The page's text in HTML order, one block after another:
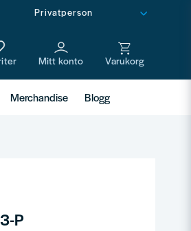
Merchandise Blogg
P